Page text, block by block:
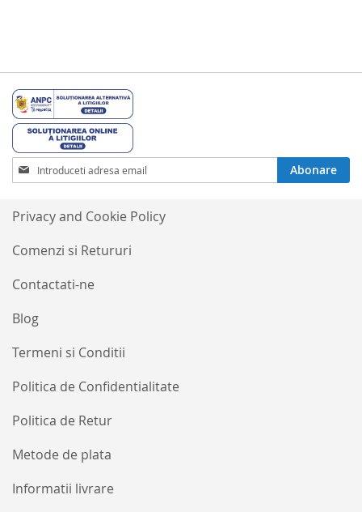
Termeni si Conditii
Politica de Confidentialitate
Politica de Retur
Metode de plata
Informatii livrare
Privacy and Cookie Policy
Comenzi si Retururi
Contactati-ne
Blog
Inscrieti-
va
Buletinele
noastre
informative
Abonare